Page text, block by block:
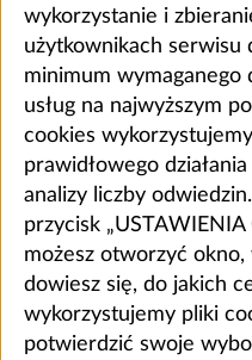
wykorzystanie i
użytkownikach serwisu
minimum wymaganego
usług na najwyższym
cookies
prawidłowego
analizy liczby
przycisk „USTAWIENIA
możesz otworzyć
dowiesz się, do jakich
wykorzystujemy pliki
potwierdzić swoje